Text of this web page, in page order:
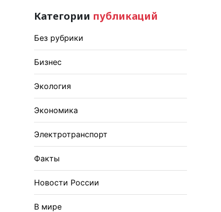
Категории публикаций
Без рубрики
Бизнес
Экология
Экономика
Электротранспорт
Факты
Новости России
В мире